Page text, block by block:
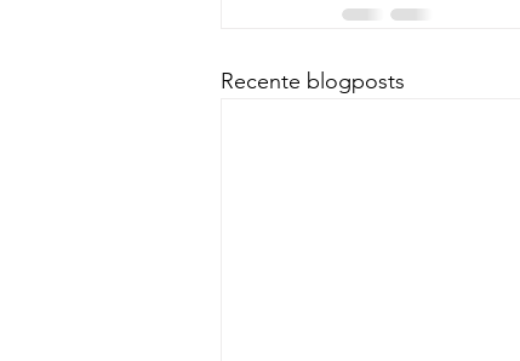
Recente blogposts